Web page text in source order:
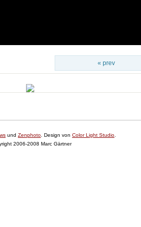
« prev
und Zenphoto . Design von Color Light Studio
2006-2008 Marc Gärtner